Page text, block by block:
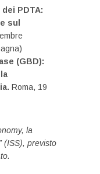
PDTA:
sul
(GBD):
Roma, 19
la
(ISS), previsto